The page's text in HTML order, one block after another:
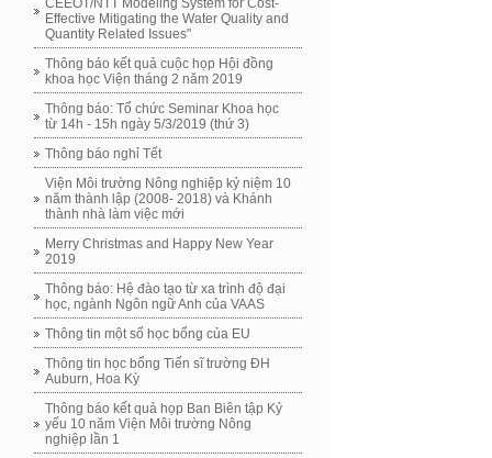
CEEOT/NTT Modeling System for Cost-
Effective Mitigating the Water Quality and
Quantity Related Issues"
Thông báo kết quả cuộc họp Hội đồng
khoa học Viện tháng 2 năm 2019
Thông báo: Tổ chức Seminar Khoa học
từ 14h - 15h ngày 5/3/2019 (thứ 3)
Thông báo nghỉ Tết
Viện Môi trường Nông nghiệp kỷ niệm 10
năm thành lập (2008- 2018) và Khánh
thành nhà làm việc mới
Merry Christmas and Happy New Year
2019
Thông báo: Hệ đào tạo từ xa trình độ đại
học, ngành Ngôn ngữ Anh của VAAS
Thông tin một số học bổng của EU
Thông tin học bổng Tiến sĩ trường ĐH
Auburn, Hoa Kỳ
Thông báo kết quả họp Ban Biên tập Kỷ
yếu 10 năm Viện Môi trường Nông
nghiệp lần 1